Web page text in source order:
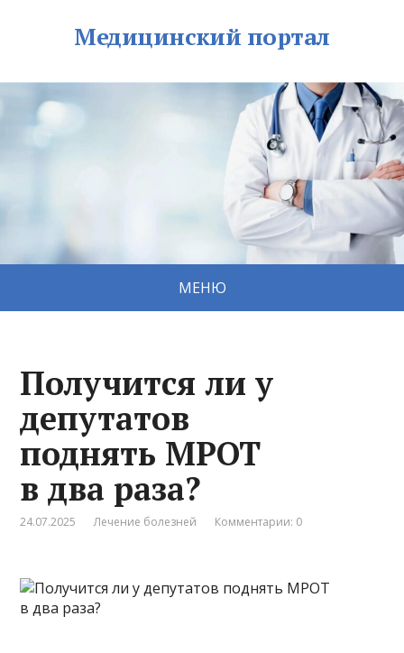
Медицинский портал
МЕНЮ
Получится ли у
депутатов
поднять МРОТ
в два раза?
24.07.2025 Лечение болезней Комментарии: 0